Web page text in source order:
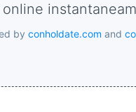
online
by conholdate.com and